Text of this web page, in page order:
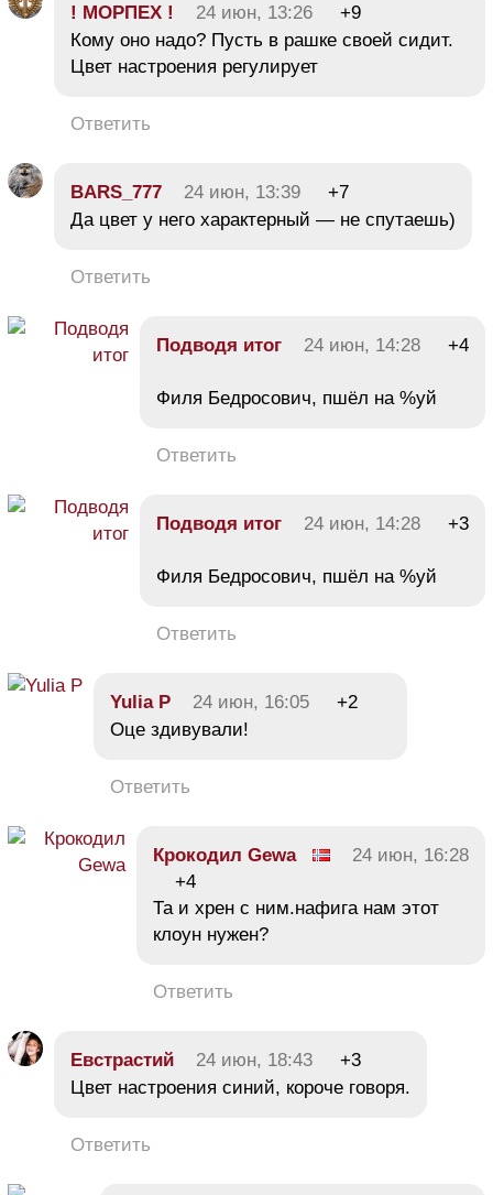
! МОРПЕХ ! 24 июн, 13:26
+9
Кому оно надо? Пусть в рашке своей сидит.
Цвет настроения регулирует
Ответить
BARS_777 24 июн, 13:39
+7
Да цвет у него характерный — не спутаешь)
Ответить
Подводя итог 24 июн, 14:28 +4
Филя Бедросович, пшёл на %уй
Ответить
Подводя итог 24 июн, 14:28 +3
Филя Бедросович, пшёл на %уй
Ответить
Yulia P 24 июн, 16:05
+2
Оце здивували!
Ответить
Крокодил Gewa
24 июн, 16:28
+4
Та и хрен с ним.нафига нам этот
клоун нужен?
Ответить
Евстрастий 24 июн, 18:43
+3
Цвет настроения синий, короче говоря.
Ответить